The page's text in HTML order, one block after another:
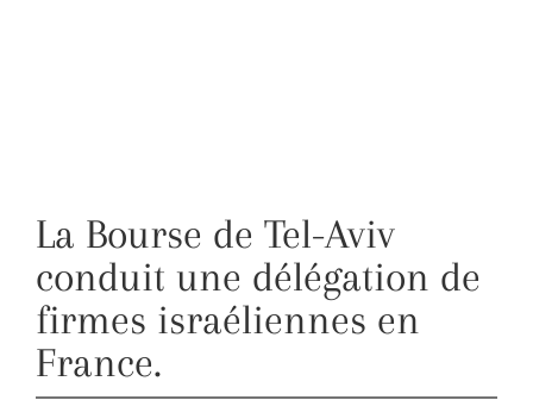
La Bourse de Tel-Aviv
conduit une délégation de
firmes israéliennes en
France.